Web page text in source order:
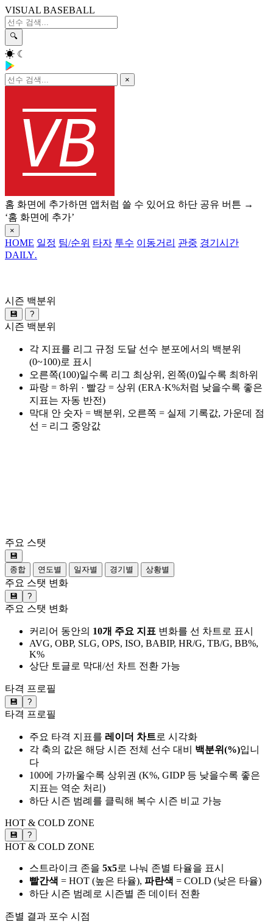
VISUAL BASEBALL
🔍
☀ ☾
×
홈 화면에 추가하면 앱처럼 쓸 수 있어요 하단 공유 버튼 →
‘홈 화면에 추가’
×
HOME 일정 팀/순위 타자 투수 이동거리 관중 경기시간
DAILY.
시즌 백분위
💾 ?
시즌 백분위
각 지표를 리그 규정 도달 선수 분포에서의 백분위
(0~100)로 표시
오른쪽(100)일수록 리그 최상위, 왼쪽(0)일수록 최하위
파랑 = 하위 · 빨강 = 상위 (ERA·K%처럼 낮을수록 좋은
지표는 자동 반전)
막대 안 숫자 = 백분위, 오른쪽 = 실제 기록값, 가운데 점
선 = 리그 중앙값
주요 스탯
💾
종합
연도별 일자별 경기별 상황별
주요 스탯 변화
💾 ?
주요 스탯 변화
커리어 동안의 10개 주요 지표 변화를 선 차트로 표시
AVG, OBP, SLG, OPS, ISO, BABIP, HR/G, TB/G, BB%,
K%
상단 토글로 막대/선 차트 전환 가능
타격 프로필
💾 ?
타격 프로필
주요 타격 지표를 레이더 차트로 시각화
각 축의 값은 해당 시즌 전체 선수 대비 백분위(%)입니
다
100에 가까울수록 상위권 (K%, GIDP 등 낮을수록 좋은
지표는 역순 처리)
하단 시즌 범례를 클릭해 복수 시즌 비교 가능
HOT & COLD ZONE
💾 ?
HOT & COLD ZONE
스트라이크 존을 5x5로 나눠 존별 타율을 표시
빨간색 = HOT (높은 타율), 파란색 = COLD (낮은 타율)
하단 시즌 범례로 시즌별 존 데이터 전환
존별 결과 포수 시점